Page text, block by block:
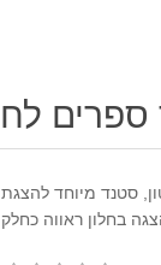
סטנד מיוחד
בחלון ראווה כחלק